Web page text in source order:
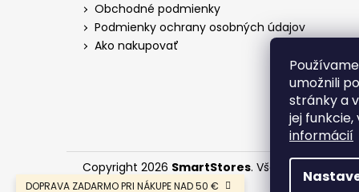
umožnili
stránky a
jej
informácií
DOPRAVA ZADARMO PRI NÁKUPE NAD 50 €
Obchodné podmienky
Podmienky ochrany osobných údajov
Ako nakupovať
Copyright 2026 SmartStores. Všetky práva